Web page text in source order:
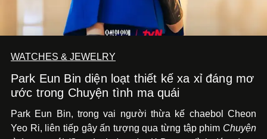
WATCHES & JEWELRY
Park Eun Bin diện loạt thiết kế xa xỉ đáng mơ
ước trong Chuyện tình ma quái
Park Eun Bin, trong vai người thừa kế chaebol Cheon
Yeo Ri, liên tiếp gây ấn tượng qua từng tập phim Chuyện